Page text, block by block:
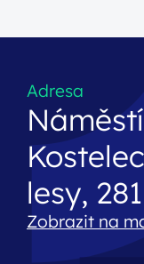
Adresa
lesy,
Zobrazit na